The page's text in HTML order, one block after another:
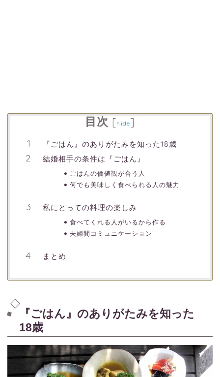
目次 [hide]
『ごはん』のありがたみを知った18歳
結婚相手の条件は『ごはん』
ごはんの価値観が合う人
何でも美味しく食べられる人の魅力
私にとっての料理の楽しみ
食べてくれる人がいるから作る
夫婦間コミュニケーション
まとめ
『ごはん』のありがたみを知った
18歳